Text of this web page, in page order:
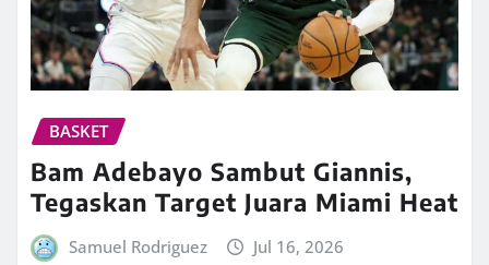
BASKET
Bam Adebayo Sambut Giannis,
Tegaskan Target Juara Miami Heat
Samuel Rodriguez Jul 16, 2026